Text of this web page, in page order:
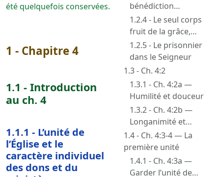
été quelquefois conservées.
1 - Chapitre 4
1.1 - Introduction
au ch. 4
1.1.1 - L’unité de
l’Église et le
caractère individuel
des dons et du
bénédiction
réunissant Juifs et
Gentils n’est
l’accomplissement
ni de la loi ni des
1.2.4 - Le seul corps
fruit de la grâce,
alors que la croix
aurait dû aboutir au
jugement
1.2.5 - Le prisonnier
dans le Seigneur
1.3 - Ch. 4:2
1.3.1 - Ch. 4:2a —
Humilité et douceur
1.3.2 - Ch. 4:2b —
Longanimité et
support
1.4 - Ch. 4:3-4 — La
première unité
1.4.1 - Ch. 4:3a —
Garder l’unité de